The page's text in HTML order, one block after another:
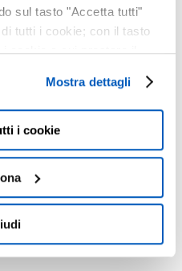
sul tasto "Accetta tutti"
tutti i cookie; con il tasto
cookie a cui prestare il
solo con l'utilizzo
di più ed
consenso, consulta
. È possibile
accedendo al pannello
Mostra dettagli
i cookie
LOVE YOU –
SAN
2025
PER
2024